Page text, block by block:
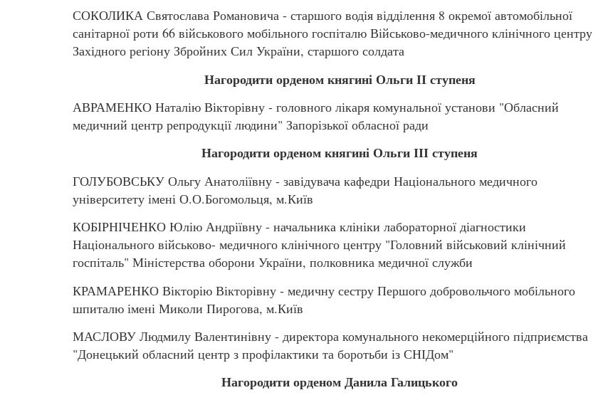
СОКОЛИКА Святослава Романовича - старшого водія відділення 8 окремої автомобільної
санітарної роти 66 військового мобільного госпіталю Військово-медичного клінічного центру
Західного регіону Збройних Сил України, старшого солдата
Нагородити орденом княгині Ольги ІІ ступеня
АВРАМЕНКО Наталію Вікторівну - головного лікаря комунальної установи "Обласний
медичний центр репродукції людини" Запорізької обласної ради
Нагородити орденом княгині Ольги ІІІ ступеня
ГОЛУБОВСЬКУ Ольгу Анатоліївну - завідувача кафедри Національного медичного
університету імені О.О.Богомольця, м.Київ
КОБІРНІЧЕНКО Юлію Андріївну - начальника клініки лабораторної діагностики
Національного військово- медичного клінічного центру "Головний військовий клінічний
госпіталь" Міністерства оборони України, полковника медичної служби
КРАМАРЕНКО Вікторію Вікторівну - медичну сестру Першого добровольчого мобільного
шпиталю імені Миколи Пирогова, м.Київ
МАСЛОВУ Людмилу Валентинівну - директора комунального некомерційного підприємства
"Донецький обласний центр з профілактики та боротьби із СНІДом"
Нагородити орденом Данила Галицького